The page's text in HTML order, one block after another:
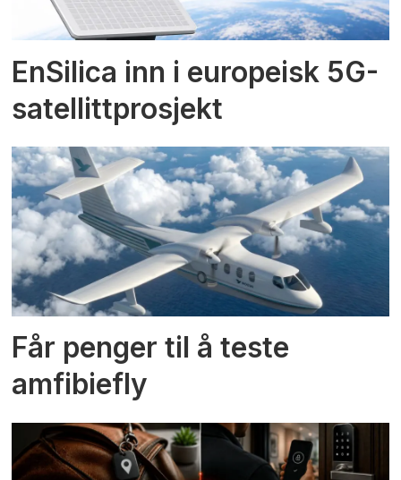
EnSilica inn i europeisk 5G-
satellittprosjekt
Får penger til å teste
amfibiefly